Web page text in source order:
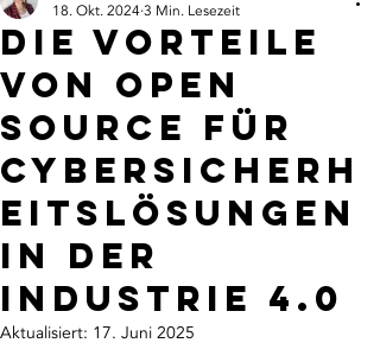
Die Vorteile
von Open
Source für
Cybersicherh
eitslösungen
in der
Industrie 4.0
18. Okt. 20243 Min. Lesezeit
Aktualisiert: 17. Juni 2025